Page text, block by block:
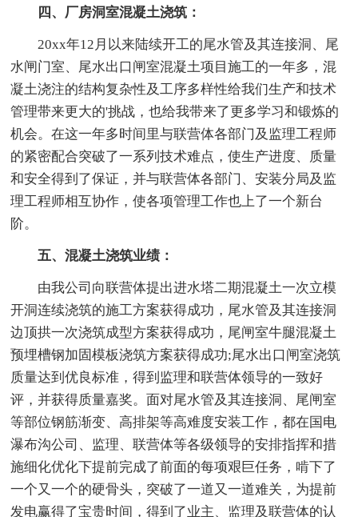
四、厂房洞室混凝土浇筑：
20xx年12月以来陆续开工的尾水管及其连接洞、尾
水闸门室、尾水出口闸室混凝土项目施工的一年多，混
凝土浇注的结构复杂性及工序多样性给我们生产和技术
管理带来更大的'挑战，也给我带来了更多学习和锻炼的
机会。在这一年多时间里与联营体各部门及监理工程师
的紧密配合突破了一系列技术难点，使生产进度、质量
和安全得到了保证，并与联营体各部门、安装分局及监
理工程师相互协作，使各项管理工作也上了一个新台
阶。
五、混凝土浇筑业绩：
由我公司向联营体提出进水塔二期混凝土一次立模
开洞连续浇筑的施工方案获得成功，尾水管及其连接洞
边顶拱一次浇筑成型方案获得成功，尾闸室牛腿混凝土
预埋槽钢加固模板浇筑方案获得成功;尾水出口闸室浇筑
质量达到优良标准，得到监理和联营体领导的一致好
评，并获得质量嘉奖。面对尾水管及其连接洞、尾闸室
等部位钢筋渐变、高排架等高难度安装工作，都在国电
瀑布沟公司、监理、联营体等各级领导的安排指挥和措
施细化优化下提前完成了前面的每项艰巨任务，啃下了
一个又一个的硬骨头，突破了一道又一道难关，为提前
发电赢得了宝贵时间，得到了业主、监理及联营体的认